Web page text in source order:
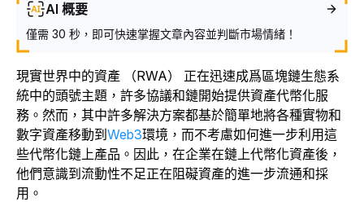
AI 概要
僅需 30 秒，即可快速掌握文章內容並判斷市場情緒！
現實世界中的資產 （RWA） 正在迅速成爲區塊鏈生態系
統中的頭號主題，許多協議和鏈開始提供資產代幣化服
務。然而，其中許多解決方案都基於簡單地將各種實物和
數字資產移動到 Web3環境，而不考慮如何進一步利用這
些代幣化鏈上產品。因此，在企業在鏈上代幣化資產後，
他們意識到流動性不足正在阻礙資產的進一步流通和採
用。